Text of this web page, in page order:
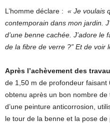
L’homme déclare : « Je voulais
contemporain dans mon jardin.
d’une benne cachée. J’adore le
de la fibre de verre ?” Et de voir
Après l’achèvement des
de 1,50 m de profondeur
obtenu après un bon nombre
d’une peinture anticorrosion,
le tour de la benne et la pose